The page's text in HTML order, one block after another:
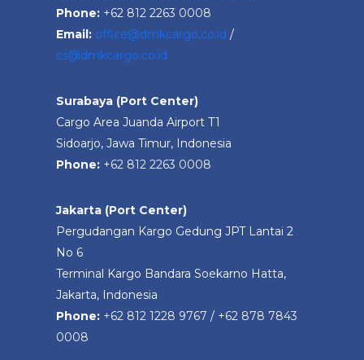
Phone: +62 812 2263 0008
Email: office@dmkcargo.co.id /
cs@dmkcargo.co.id
Surabaya (Port Center)
Cargo Area Juanda Airport T1
Sidoarjo, Jawa Timur, Indonesia
Phone: +62 812 2263 0008
Jakarta (Port Center)
Pergudangan Kargo Gedung JPT Lantai 2
No 6
Terminal Kargo Bandara Soekarno Hatta,
Jakarta, Indonesia
Phone: +62 812 1228 9767 / +62 878 7843
0008